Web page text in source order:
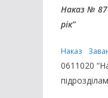
Наказ №
рік”
Наказ
0611020